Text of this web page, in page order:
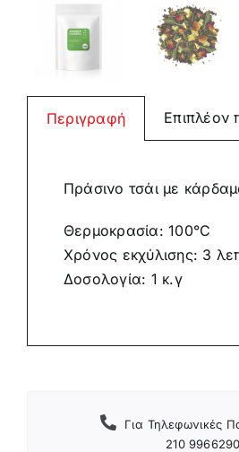
Περιγραφή Επιπλέον
Πράσινο τσάι με
Θερμοκρασία: 100°C
Χρόνος εκχύλισης: 3
Δοσολογία: 1 κ.γ
Για Τηλεφωνικές
210 9966290